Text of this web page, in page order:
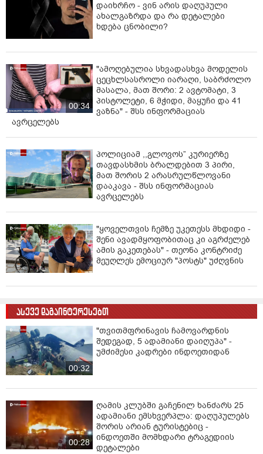
დაიხრჩო - ვინ არის დაღუპული
ახალგაზრდა და რა დეტალები
ხდება ცნობილი?
00:34
"ამოღებულია სხვადასხვა მოდელის
ცეცხლსასროლი იარაღი, საბრძოლო
მასალა, მათ შორი: 2 ავტომატი, 3
პისტოლეტი, 6 მჭიდი, მაყუჩი და 41
ვაზნა" - შსს ინფორმაციას
ავრცელებს
პოლიციამ ,,გლოვოს” კურიერზე
თავდასხმის ბრალდებით 3 პირი,
მათ შორის 2 არასრულწლოვანი
დააკავა - შსს ინფორმაციას
ავრცელებს
"ყოველთვის ჩემზე უკეთესს მხდიდი -
შენი ავადმყოფობითაც კი აგრძელებ
ამის გაკეთებას" - თეონა კონტრიძე
მეუღლეს ემოციურ "პოსტს" უძღვნის
ასევე დაგაინტერესებთ
00:32
"თვითმფრინავის ჩამოვარდნის
შედეგად, 5 ადამიანი დაიღუპა" -
უმძიმესი კადრები ინდოეთიდან
00:28
ღამის კლუბში გაჩენილ ხანძარს 25
ადამიანი ემსხვერპლა: დაღუპულებს
შორის არიან ტურისტებიც -
ინდოეთში მომხდარი ტრაგედიის
დეტალები